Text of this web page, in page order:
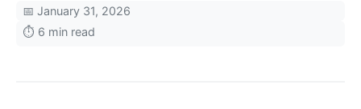
📅 January 31, 2026
⏱️ 6 min read